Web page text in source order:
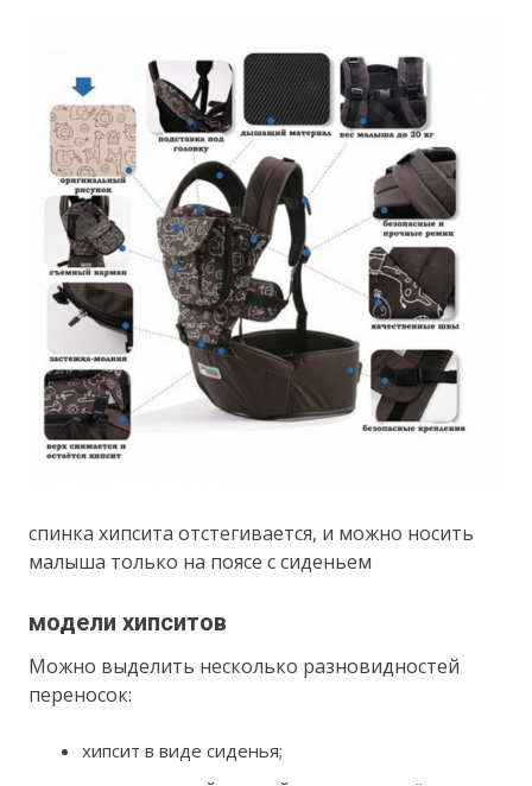
спинка хипсита отстегивается, и можно носить
малыша только на поясе с сиденьем
модели хипситов
Можно выделить несколько разновидностей
переносок:
хипсит в виде сиденья;